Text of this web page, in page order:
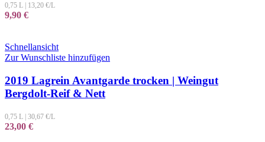
0,75 L | 13,20 €/L
9,90 €
Schnellansicht
Zur Wunschliste hinzufügen
2019 Lagrein Avantgarde trocken | Weingut
Bergdolt-Reif & Nett
0,75 L 30,67 €/L
23,00 €